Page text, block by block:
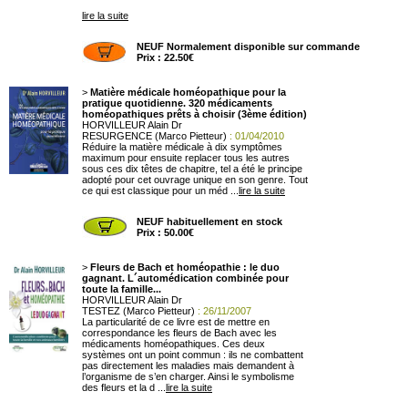
lire la suite
NEUF Normalement disponible sur commande
Prix : 22.50€
> Matière médicale homéopathique pour la
pratique quotidienne. 320 médicaments
homéopathiques prêts à choisir (3ème édition)
HORVILLEUR Alain Dr
RESURGENCE (Marco Pietteur) : 01/04/2010
Réduire la matière médicale à dix symptômes
maximum pour ensuite replacer tous les autres
sous ces dix têtes de chapitre, tel a été le principe
adopté pour cet ouvrage unique en son genre. Tout
ce qui est classique pour un méd ... lire la suite
NEUF habituellement en stock
Prix : 50.00€
> Fleurs de Bach et homéopathie : le duo
gagnant. L´automédication combinée pour
toute la famille...
HORVILLEUR Alain Dr
TESTEZ (Marco Pietteur) : 26/11/2007
La particularité de ce livre est de mettre en
correspondance les fleurs de Bach avec les
médicaments homéopathiques. Ces deux
systèmes ont un point commun : ils ne combattent
pas directement les maladies mais demandent à
l’organisme de s’en charger. Ainsi le symbolisme
des fleurs et la d ... lire la suite